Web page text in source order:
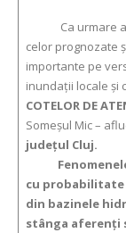
Ca urmare a
celor prognozate
importante pe
inundaţii locale şi
COTELOR DE
Someșul Mic –
județul Cluj.
Fenomenele
cu probabilitate
din bazinele
stânga aferenți